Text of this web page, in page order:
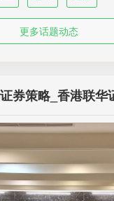
更多话题动态
券策略_香港联华